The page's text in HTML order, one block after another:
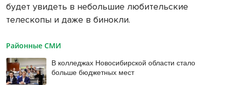
будет увидеть в небольшие любительские
телескопы и даже в бинокли.
Районные СМИ
В колледжах Новосибирской области стало
больше бюджетных мест